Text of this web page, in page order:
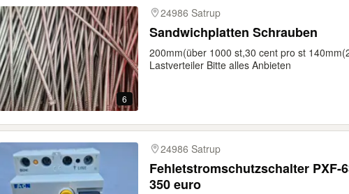
6
24986 Satrup
Sandwichplatten Schrauben
200mm(über 1000 st,30 cent pro st
Lastverteiler Bitte alles Anbieten
24986 Satrup
Fehletstromschutzschalter PXF-
350 euro